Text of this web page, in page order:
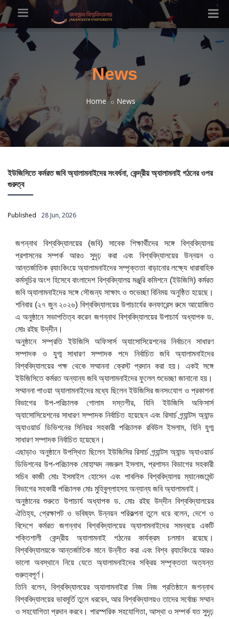
News
Home News
ইউজিসিতে কর্মরত জবি অ্যালামনাইদের সংবর্ধনা, কেন্দ্রীয় অ্যালামনাই গঠনের ওপর
গুরুত্ব
Published 28 Jun, 2026
জগন্নাথ বিশ্ববিদ্যালয়ের (জবি) সাবেক শিক্ষার্থীদের সঙ্গে বিশ্ববিদ্যালয়
প্রশাসনের সম্পর্ক আরও সুদৃঢ় করা এবং বিশ্ববিদ্যালয়ের উন্নয়ন ও
আন্তর্জাতিক র‌্যাংকিংয়ে অ্যালামনাইদের সম্পৃক্ততা বাড়ানোর লক্ষ্যে ধারাবাহিক
কর্মসূচির অংশ হিসেবে বাংলাদেশ বিশ্ববিদ্যালয় মঞ্জুরি কমিশনে (ইউজিসি) কর্মরত
জবি অ্যালামনাইদের সঙ্গে সৌজন্য সাক্ষাৎ ও শুভেচ্ছা বিনিময় অনুষ্ঠিত হয়েছে।
শনিবার (২৭ জুন ২০২৬) বিশ্ববিদ্যালয়ের উপাচার্যের কনফারেন্স রুমে আয়োজিত
এ অনুষ্ঠানে সভাপতিত্ব করেন জগন্নাথ বিশ্ববিদ্যালয়ের উপাচার্য অধ্যাপক ড.
মোঃ রইছ উদ্‌দীন।
অনুষ্ঠানে সম্প্রতি ইউজিসি অফিসার্স অ্যাসোসিয়েশনের নির্বাচনে সাধারণ
সম্পাদক ও যুগ্ম সাধারণ সম্পাদক পদে নির্বাচিত জবি অ্যালামনাইদের
বিশ্ববিদ্যালয়ের পক্ষ থেকে সম্মাননা ক্রেস্ট প্রদান করা হয়। একই সঙ্গে
ইউজিসিতে কর্মরত অন্যান্য জবি অ্যালামনাইদের ফুলেল শুভেচ্ছা জানানো হয়।
সম্মাননা পাওয়া অ্যালামনাইদের মধ্যে ছিলেন ইউজিসির জনসংযোগ ও প্রকাশনা
বিভাগের উপ-পরিচালক গোলাম দস্তগীর, যিনি ইউজিসি অফিসার্স
অ্যাসোসিয়েশনের সাধারণ সম্পাদক নির্বাচিত হয়েছেন এবং রিসার্চ গ্র্যান্টস অ্যান্ড
অ্যাওয়ার্ড ডিভিশনের সিনিয়র সহকারী পরিচালক রবিউল ইসলাম, যিনি যুগ্ম
সাধারণ সম্পাদক নির্বাচিত হয়েছেন।
এছাড়াও অনুষ্ঠানে উপস্থিত ছিলেন ইউজিসির রিসার্চ গ্র্যান্টস অ্যান্ড অ্যাওয়ার্ড
ডিভিশনের উপ-পরিচালক মোহাম্মদ নজরুল ইসলাম, প্রশাসন বিভাগের সহকারী
সচিব কাজী মোঃ ইসমাইল হোসেন এবং পাবলিক বিশ্ববিদ্যালয় ম্যানেজমেন্ট
বিভাগের সহকারী পরিচালক মোঃ মুহিবুল্লাহসহ অন্যান্য জবি অ্যালামনাই।
অনুষ্ঠানের শুরুতে উপাচার্য অধ্যাপক ড. মোঃ রইছ উদ্‌দীন বিশ্ববিদ্যালয়ের
ঐতিহ্য, প্রেক্ষাপট ও ভবিষ্যৎ উন্নয়ন পরিকল্পনা তুলে ধরে বলেন, দেশে ও
বিদেশে কর্মরত জগন্নাথ বিশ্ববিদ্যালয়ের অ্যালামনাইদের সমন্বয়ে একটি
শক্তিশালী কেন্দ্রীয় অ্যালামনাই গঠনের কার্যক্রম চলমান রয়েছে।
বিশ্ববিদ্যালয়কে আন্তর্জাতিক মানে উন্নীত করা এবং বিশ্ব র‌্যাংকিংয়ে আরও
ভালো অবস্থানে নিয়ে যেতে অ্যালামনাইদের সক্রিয় সম্পৃক্ততা অত্যন্ত
গুরুত্বপূর্ণ।
তিনি বলেন, বিশ্ববিদ্যালয়ের অ্যালামনাইরা নিজ নিজ প্রতিষ্ঠানে জগন্নাথ
বিশ্ববিদ্যালয়ের ভাবমূর্তি তুলে ধরবেন, আর বিশ্ববিদ্যালয়ও তাদের সর্বোচ্চ সম্মান
ও সহযোগিতা প্রদান করবে। পারস্পরিক সহযোগিতা, আস্থা ও সম্পর্ক যত সুদৃঢ়